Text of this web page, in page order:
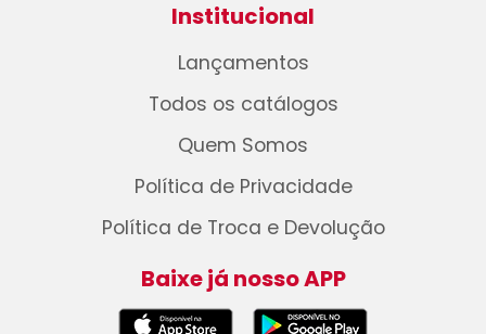
Institucional
Lançamentos
Todos os catálogos
Quem Somos
Política de Privacidade
Política de Troca e Devolução
Baixe já nosso APP